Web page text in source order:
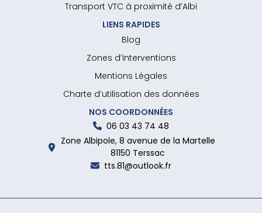
Transport VTC à proximité d’Albi
LIENS RAPIDES
Blog
Zones d’interventions
Mentions Légales
Charte d’utilisation des données
NOS COORDONNÉES
06 03 43 74 48
Zone Albipole, 8 avenue de la Martelle
81150 Terssac
tts.81@outlook.fr